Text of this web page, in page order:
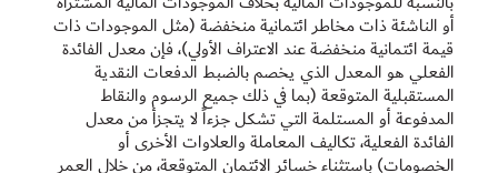
أو الناشئة ذات مخاطر ائتمانية منخفضة (مثل الموجودات ذات
قيمة ائتمانية منخفضة عند الاعتراف الأولي)، فإن معدل الفائدة
الفعلي هو المعدل الذي يخصم بالضبط الدفعات النقدية
المستقبلية المتوقعة (بما في ذلك جميع الرسوم والنقاط
المدفوعة أو المستلمة التي تشكل جزءاً لا يتجزأ من معدل
الفائدة الفعلية، تكاليف المعاملة والعلاوات الأخرى أو
الخصومات) باستثناء خسائر الائتمان المتوقعة، من خلال العمر